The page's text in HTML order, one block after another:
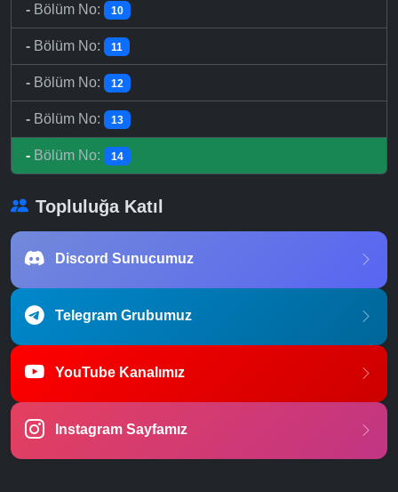
- Bölüm No: 10
- Bölüm No: 11
- Bölüm No: 12
- Bölüm No: 13
- Bölüm No: 14
Topluluğa Katıl
Discord Sunucumuz
Telegram Grubumuz
YouTube Kanalımız
Instagram Sayfamız